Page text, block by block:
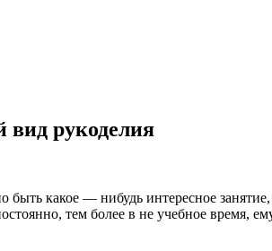
рукоделия
какое — нибудь интересное
тем более в не учебное время,